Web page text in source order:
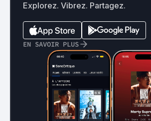
Explorez. Vibrez. Partagez.
EN SAVOIR PLUS